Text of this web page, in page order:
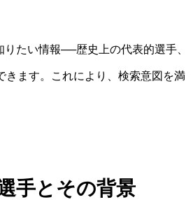
たい情報──歴史上の代表的選手、
ます。これにより、検索意図を満
手とその背景